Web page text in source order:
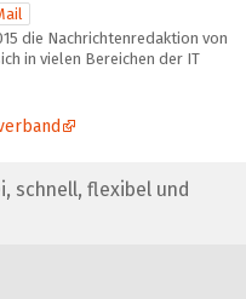
die Nachrichtenredaktion von
in vielen Bereichen der IT
schnell, flexibel und